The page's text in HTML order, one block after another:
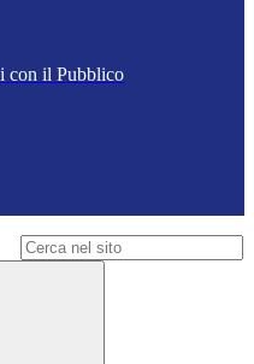
con il Pubblico